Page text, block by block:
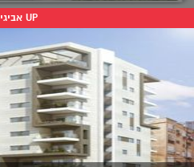
UP אביגייל